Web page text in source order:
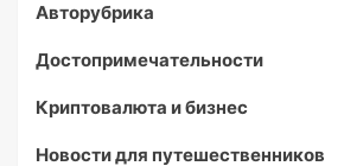
Авторубрика
Достопримечательности
Криптовалюта и бизнес
Новости для путешественников